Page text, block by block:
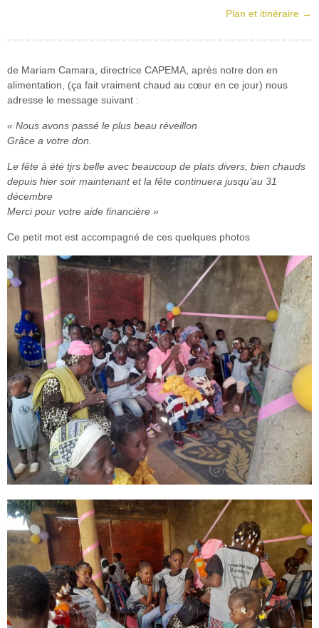
Plan et itinéraire →
de Mariam Camara, directrice CAPEMA, après notre don en
alimentation, (ça fait vraiment chaud au cœur en ce jour) nous
adresse le message suivant :
« Nous avons passé le plus beau réveillon
Grâce a votre don.
Le fête à été tjrs belle avec beaucoup de plats divers, bien chauds
depuis hier soir maintenant et la fête continuera jusqu’au 31
décembre
Merci pour votre aide financière »
Ce petit mot est accompagné de ces quelques photos